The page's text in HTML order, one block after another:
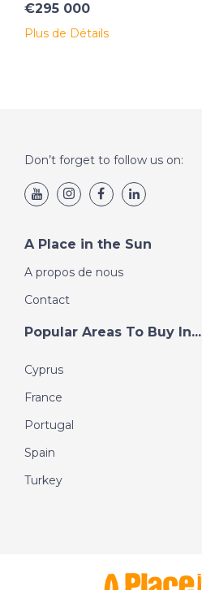
€295 000
Plus de Détails
Don’t forget to follow us on:
A Place in the Sun
A propos de nous
Contact
Popular Areas To Buy In...
Cyprus
France
Portugal
Spain
Turkey